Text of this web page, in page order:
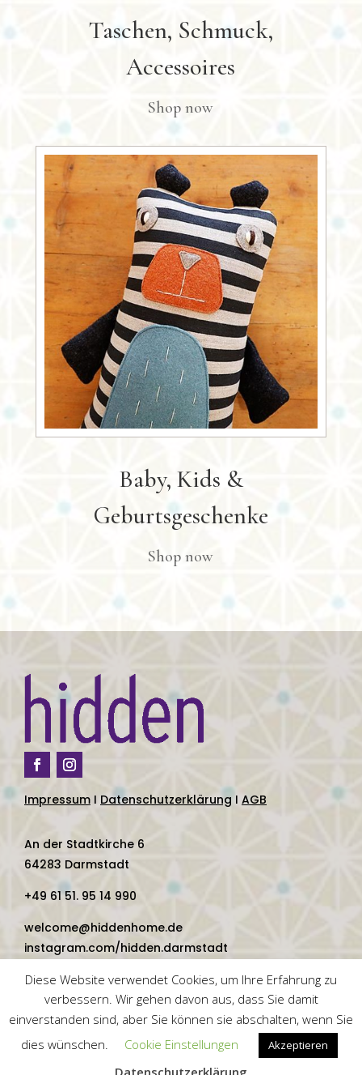
Taschen, Schmuck,
Accessoires
Shop now
Baby, Kids &
Geburtsgeschenke
Shop now
Impressum I Datenschutzerklärung I AGB
An der Stadtkirche 6
64283 Darmstadt
+49 61 51. 95 14 990
welcome@hiddenhome.de
instagram.com/hidden.darmstadt
Diese Website verwendet Cookies, um Ihre Erfahrung zu
verbessern. Wir gehen davon aus, dass Sie damit
einverstanden sind, aber Sie können sie abschalten, wenn Sie
dies wünschen.
Cookie Einstellungen Akzeptieren
Datenschutzerklärung